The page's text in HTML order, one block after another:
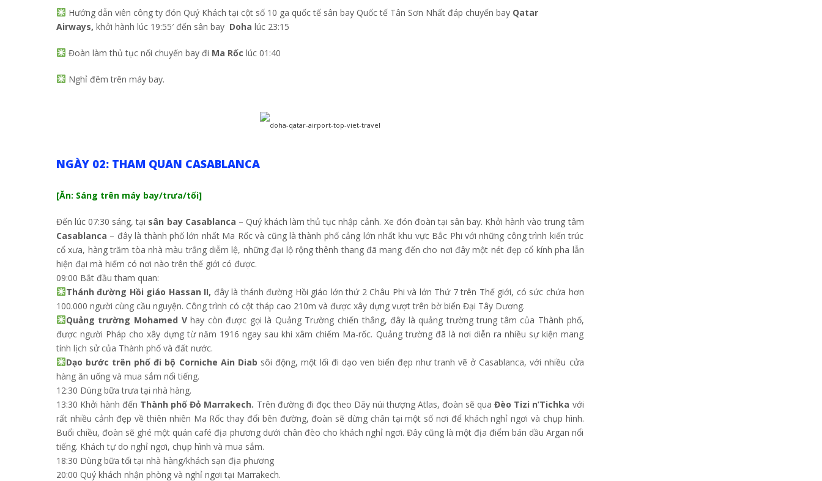
Hướng dẫn viên công ty đón Quý Khách tại cột số 10 ga quốc tế sân bay Quốc tế Tân Sơn Nhất đáp chuyến bay Qatar
Airways, khởi hành lúc 19:55′ đến sân bay Doha lúc 23:15
Đoàn làm thủ tục nối chuyến bay đi Ma Rốc lúc 01:40
Nghỉ đêm trên máy bay.
NGÀY 02: THAM QUAN CASABLANCA
[Ăn: Sáng trên máy bay/trưa/tối]
Đến lúc 07:30 sáng, tại sân bay Casablanca – Quý khách làm thủ tục nhập cảnh. Xe đón đoàn tại sân bay. Khởi hành vào trung tâm
Casablanca – đây là thành phố lớn nhất Ma Rốc và cũng là thành phố cảng lớn nhất khu vực Bắc Phi với những công trình kiến trúc
cổ xưa, hàng trăm tòa nhà màu trắng diễm lệ, những đại lộ rộng thênh thang đã mang đến cho nơi đây một nét đẹp cổ kính pha lẫn
hiện đại mà hiếm có nơi nào trên thế giới có được.
09:00 Bắt đầu tham quan:
Thánh đường Hồi giáo Hassan II, đây là thánh đường Hồi giáo lớn thứ 2 Châu Phi và lớn Thứ 7 trên Thế giới, có sức chứa hơn
100.000 người cùng cầu nguyện. Công trình có cột tháp cao 210m và được xây dựng vượt trên bờ biển Đại Tây Dương.
Quảng trường Mohamed Vhay còn được gọi là Quảng Trường chiến thắng, đây là quảng trường trung tâm của Thành phố,
được người Pháp cho xây dựng từ năm 1916 ngay sau khi xâm chiếm Ma-rốc. Quảng trường đã là nơi diễn ra nhiều sự kiện mang
tính lịch sử của Thành phố và đất nước.
Dạo bước trên phố đi bộ Corniche Ain Diab sôi động, một lối đi dạo ven biển đẹp như tranh vẽ ở Casablanca, với nhiều cửa
hàng ăn uống và mua sắm nổi tiếng.
12:30 Dùng bữa trưa tại nhà hàng.
13:30 Khởi hành đến Thành phố Đỏ Marrakech. Trên đường đi đọc theo Dãy núi thượng Atlas, đoàn sẽ quaĐèo Tizi n’Tichka với
rất nhiều cảnh đẹp về thiên nhiên Ma Rốc thay đổi bên đường, đoàn sẽ dừng chân tại một số nơi để khách nghỉ ngơi và chụp hình.
Buổi chiều, đoàn sẽ ghé một quán café địa phương dưới chân đèo cho khách nghỉ ngơi. Đây cũng là một địa điểm bán dầu Argan nổi
tiếng. Khách tự do nghỉ ngơi, chụp hình và mua sắm.
18:30 Dùng bữa tối tại nhà hàng/khách sạn địa phương
20:00 Quý khách nhận phòng và nghỉ ngơi tại Marrakech.